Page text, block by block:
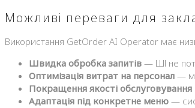
Можливі переваги для
Використання GetOrder AI Operator має
Швидка обробка запитів — ШІ не
Оптимізація витрат на персонал —
Покращення якості
Адаптація під конкретне меню —